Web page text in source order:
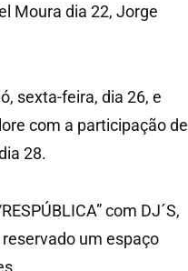
Moura dia 22, Jorge
sexta-feira, dia 26, e
com a participação de
28.
com DJ´S,
um espaço